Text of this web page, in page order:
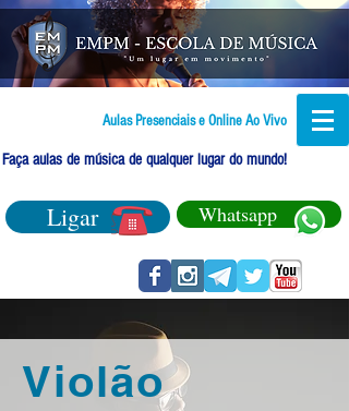
Aulas Presenciais e Online Ao Vivo
Faça aulas de música de qualquer lugar do mundo!
Ligar Whatsapp
Violão